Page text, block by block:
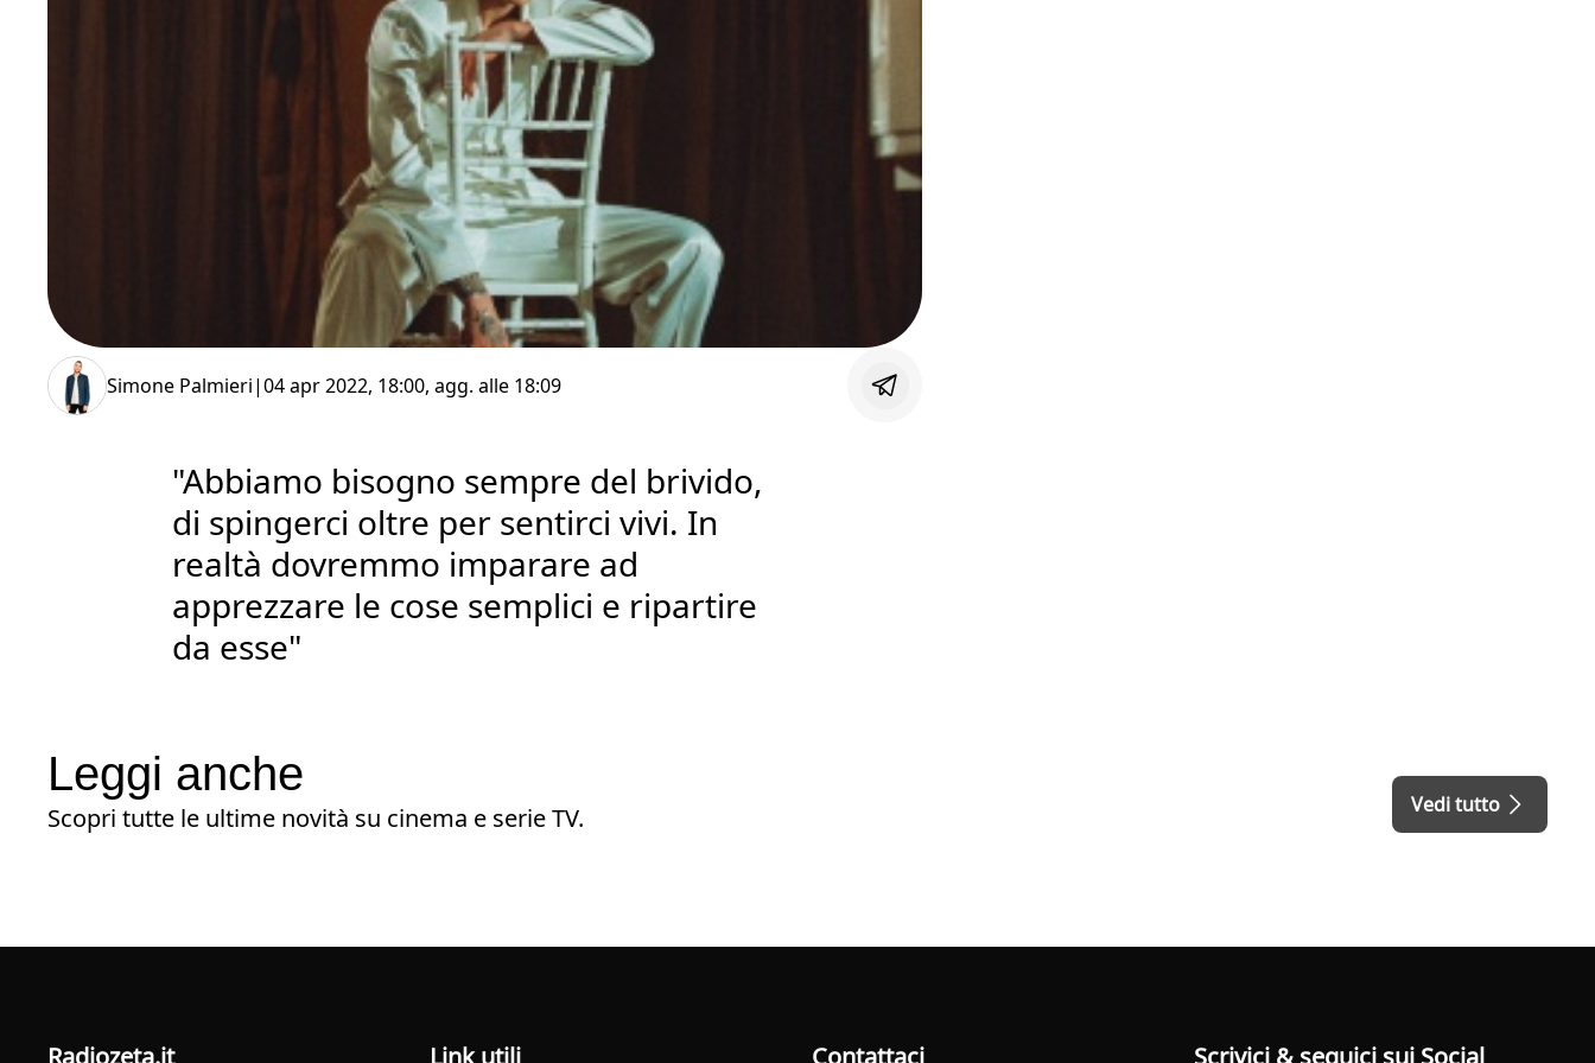
Simone Palmieri|04 apr 2022, 18:00, agg. alle 18:09
"Abbiamo bisogno sempre del brivido,
di spingerci oltre per sentirci vivi. In
realtà dovremmo imparare ad
apprezzare le cose semplici e ripartire
da esse"
Leggi anche
Scopri tutte le ultime novità su cinema e serie TV. Vedi tutto